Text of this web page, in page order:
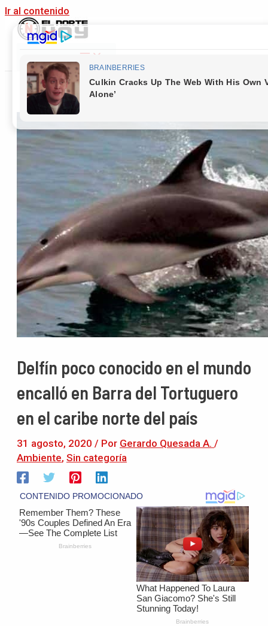
Ir al contenido
Main Menu
Delfín poco conocido en el mundo
encalló en Barra del Tortuguero
en el caribe norte del país
31 agosto, 2020 / Por Gerardo Quesada A. /
Ambiente, Sin categoría